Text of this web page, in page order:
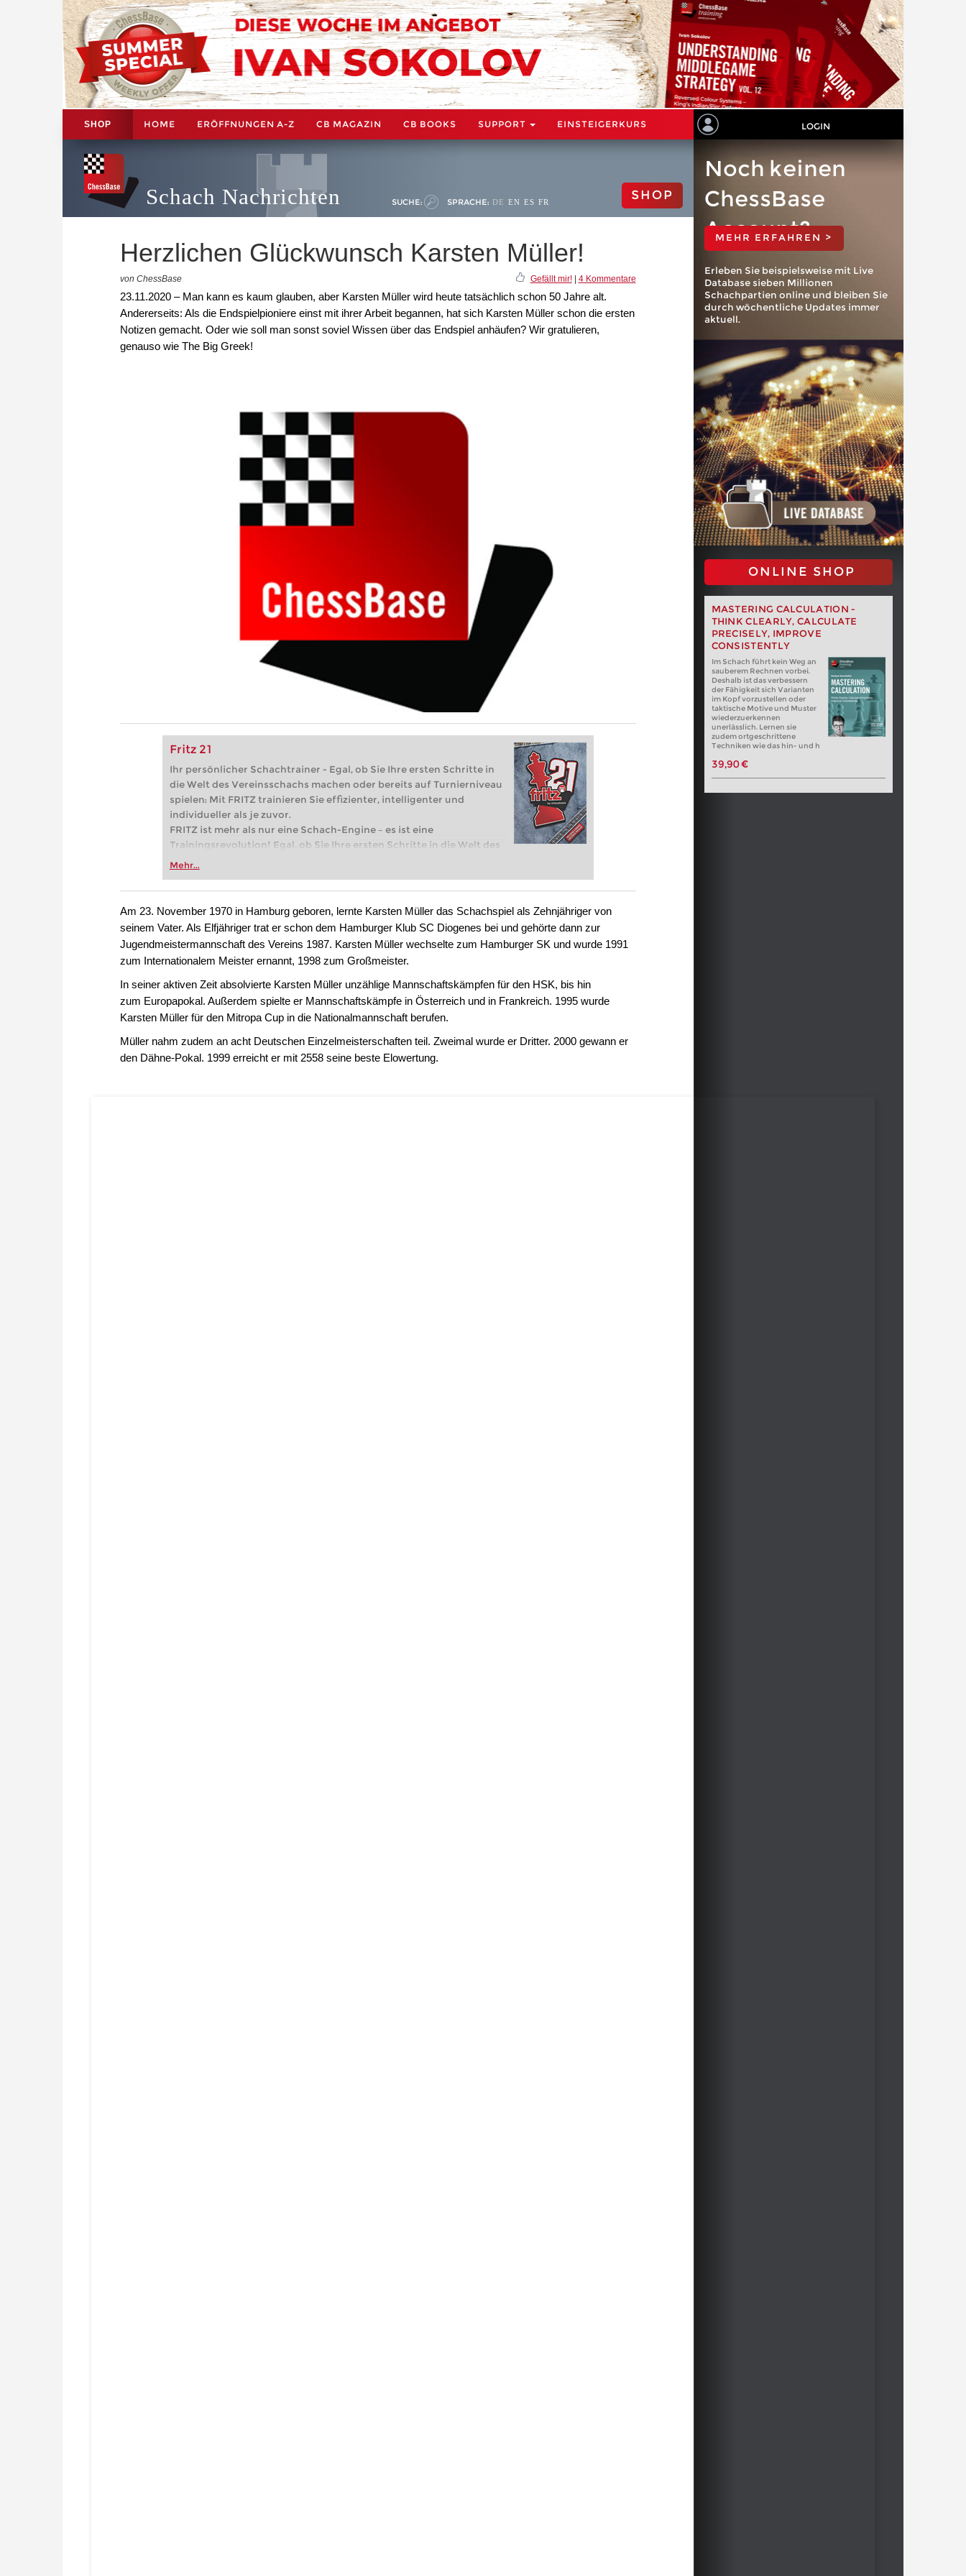
SHOP HOME ERÖFFNUNGEN A-Z CB MAGAZIN CB BOOKS SUPPORT EINSTEIGERKURS LOGIN
Schach Nachrichten SUCHE: SPRACHE: DE EN ES FR SHOP
Herzlichen Glückwunsch Karsten Müller!
von ChessBase Gefällt mir!| 4 Kommentare
23.11.2020 – Man kann es kaum glauben, aber Karsten Müller wird heute tatsächlich schon 50 Jahre alt.
Andererseits: Als die Endspielpioniere einst mit ihrer Arbeit begannen, hat sich Karsten Müller schon die ersten
Notizen gemacht. Oder wie soll man sonst soviel Wissen über das Endspiel anhäufen? Wir gratulieren,
genauso wie The Big Greek!
Fritz 21
Ihr persönlicher Schachtrainer - Egal, ob Sie Ihre ersten Schritte in
die Welt des Vereinsschachs machen oder bereits auf Turnierniveau
spielen: Mit FRITZ trainieren Sie effizienter, intelligenter und
individueller als je zuvor.
FRITZ ist mehr als nur eine Schach-Engine – es ist eine
Trainingsrevolution! Egal, ob Sie Ihre ersten Schritte in die Welt des
Vereinsschachs machen oder bereits auf Turnierniveau spielen: Mit
zuvor.
Mehr...
Noch keinen
ChessBase
Account?
MEHR ERFAHREN >
Erleben Sie beispielsweise mit Live
Database sieben Millionen
Schachpartien online und bleiben Sie
durch wöchentliche Updates immer
aktuell.
ONLINE SHOP
MASTERING CALCULATION -
THINK CLEARLY, CALCULATE
PRECISELY, IMPROVE
CONSISTENTLY
Im Schach führt kein Weg an
sauberem Rechnen vorbei.
Deshalb ist das verbessern
der Fähigkeit sich Varianten
im Kopf vorzustellen oder
taktische Motive und Muster
wiederzuerkennen
unerlässlich. Lernen sie
zudem ortgeschrittene
Techniken wie das hin- und h
39,90 €
Am 23. November 1970 in Hamburg geboren, lernte Karsten Müller das Schachspiel als Zehnjähriger von
seinem Vater. Als Elfjähriger trat er schon dem Hamburger Klub SC Diogenes bei und gehörte dann zur
Jugendmeistermannschaft des Vereins 1987. Karsten Müller wechselte zum Hamburger SK und wurde 1991
zum Internationalem Meister ernannt, 1998 zum Großmeister.
In seiner aktiven Zeit absolvierte Karsten Müller unzählige Mannschaftskämpfen für den HSK, bis hin
zum Europapokal. Außerdem spielte er Mannschaftskämpfe in Österreich und in Frankreich. 1995 wurde
Karsten Müller für den Mitropa Cup in die Nationalmannschaft berufen.
Müller nahm zudem an acht Deutschen Einzelmeisterschaften teil. Zweimal wurde er Dritter. 2000 gewann er
den Dähne-Pokal. 1999 erreicht er mit 2558 seine beste Elowertung.